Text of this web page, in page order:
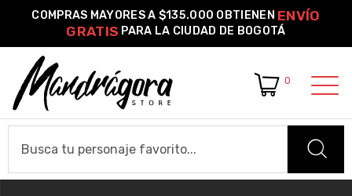
COMPRAS MAYORES A $135.000 OBTIENEN ENVÍO
GRATIS PARA LA CIUDAD DE BOGOTÁ
0
Guía